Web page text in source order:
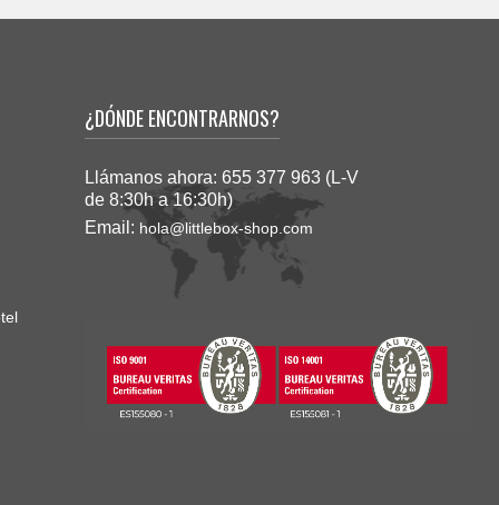
¿DÓNDE ENCONTRARNOS?
Llámanos ahora: 655 377 963 (L-V
de 8:30h a 16:30h)
Email: hola@littlebox-shop.com